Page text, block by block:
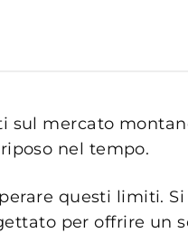
sul mercato
nel tempo.
questi limiti.
per offrire un